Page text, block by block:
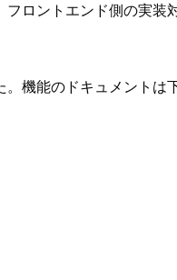
ロントエンド側の実装
機能のドキュメントは